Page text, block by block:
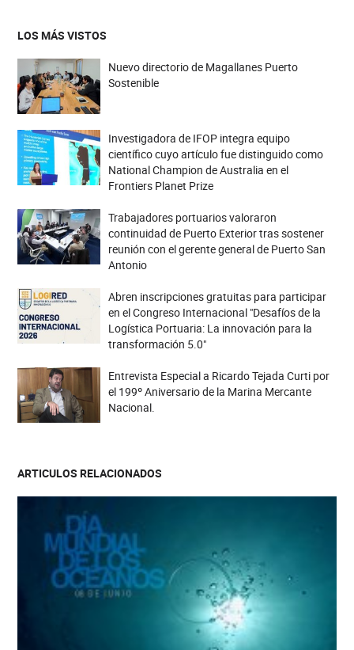
LOS MÁS VISTOS
Nuevo directorio de Magallanes Puerto
Sostenible
Investigadora de IFOP integra equipo
científico cuyo artículo fue distinguido como
National Champion de Australia en el
Frontiers Planet Prize
Trabajadores portuarios valoraron
continuidad de Puerto Exterior tras sostener
reunión con el gerente general de Puerto San
Antonio
Abren inscripciones gratuitas para participar
en el Congreso Internacional "Desafíos de la
Logística Portuaria: La innovación para la
transformación 5.0"
Entrevista Especial a Ricardo Tejada Curti por
el 199º Aniversario de la Marina Mercante
Nacional.
ARTICULOS RELACIONADOS